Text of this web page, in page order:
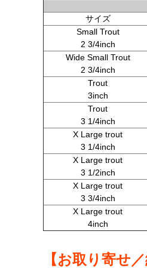
サイズ
Small Trout
2 3/4inch
Wide Small Trout
2 3/4inch
Trout
3inch
Trout
3 1/4inch
X Large trout
3 1/4inch
X Large trout
3 1/2inch
X Large trout
3 3/4inch
X Large trout
4inch
【お取り寄せ